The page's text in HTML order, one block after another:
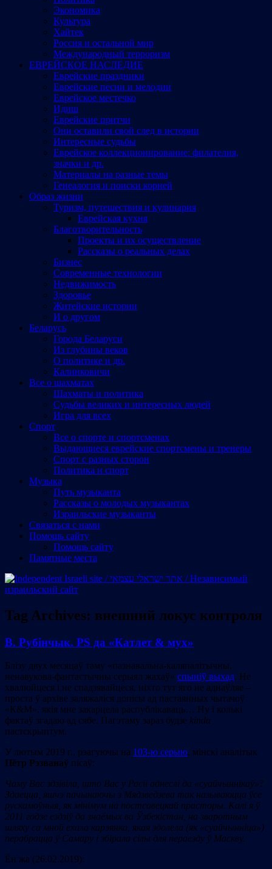
Экономика
Культура
Хайтек
Россия и остальной мир
Международный терроризм
ЕВРЕЙСКОЕ НАСЛЕДИЕ
Еврейские праздники
Еврейские песни и мелодии
Еврейское местечко
Идиш
Еврейские притчи
Они оставили свой след в истории
Интересные судьбы
Еврейское коллекционирование: филателия,
значки и др.
Материалы на разные темы
Генеалогия и поиски корней
Образ жизни
Туризм, путешествия и кулинария
Еврейская кухня
Благотворительность
Проекты и их осуществление
Рассказы о реальных делах
Бизнес
Современные технологии
Недвижимость
Здоровье
Житейские истории
И о другом
Беларусь
Города Беларуси
Из глубины веков
О политике и др.
Калинковичи
Все о шахматах
Шахматы и политика
Судьбы великих и интересных людей
Игра для всех
Спорт
Все о спорте и спортсменах
Выдающиеся еврейские спортсмены и тренеры
Спорт с разных сторон
Политика и спорт
Музыка
Путь музыканта
Рассказы о молодых музыкантах
Израильские музыканты
Cвязаться с нами
Помощь сайту
Помощь сайту
Памятные места
Tag Archives: внешний локус контроля
В. Рубінчык. PS да «Катлет & мух»
Блізу двух месяцаў таму «пазнавальна-каляпалітычны,
ненавукова-фантастычны серыял жахаў» спыніў выхад. Не
хвалюйцеся і не спадзявайцеся, ніхто тут яго не аднаўляе –
проста ў архіве заляжаліся допісы ад пастаянных чытачоў
«К&М», якія мне закарцела распублікаваць… Ну і колькі
фактаў згадаю ад сябе. Пагэтаму зараз будзе kinda
пастскрыптум.
У лютым 2019 г., рэагуючы на 103-ю серыю, мінскі аналітык
Пётр Рэзванаў пісаў:
Чаму Вас здзівіла, што Вас у Расіі аднеслі да «суайчыннікаў»?
Здаецца, яшчэ пачынаючы з Мядзведзева так называюцца ўсе
рускамоўныя, як мінімум на постсавецкай прасторы. Калі я ў
2011 годзе ездзіў да знаёмых ва Ўзбекістан, на зваротным
шляху са мной ехала карэянка, якая здолела (як «суайчынніца»)
перабрацца ў Самару і збірала сілы для пераезду ў Маскву.
Ён жа (26.02.2019):